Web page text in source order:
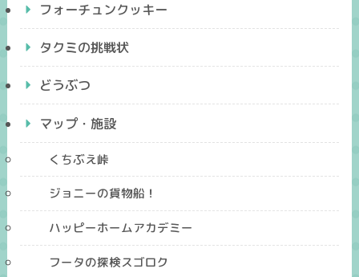
フォーチュンクッキー
タクミの挑戦状
どうぶつ
マップ・施設
くちぶえ峠
ジョニーの貨物船！
ハッピーホームアカデミー
フータの探検スゴロク